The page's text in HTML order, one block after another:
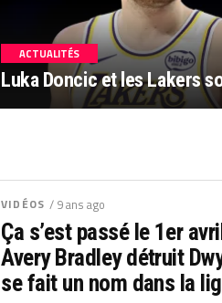
ACTUALITÉS
Luka Doncic et les Lakers
VIDÉOS / 9 ans ago
Ça s’est passé le 1er
Avery Bradley détruit
se fait un nom dans la